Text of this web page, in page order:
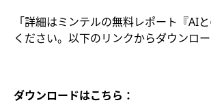
「詳細はミンテルの無料レポート『AI
ください。以下のリンクからダウンロー
ダウンロードはこちら：